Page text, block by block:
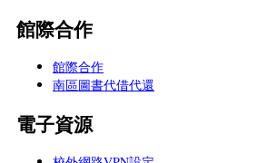
館際合作
館際合作
南區圖書代借代還
電子資源